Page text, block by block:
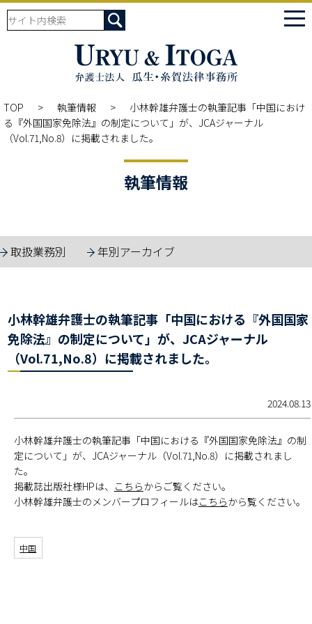
TOP 執筆情報
小林幹雄弁護士の執筆記事「中国におけ
る『外国国家免除法』の制定について」が、JCAジャーナル
（Vol.71,No.8）に掲載されました。
執筆情報
取扱業務別 年別アーカイブ
小林幹雄弁護士の執筆記事「中国における『外国国家
免除法』の制定について」が、JCAジャーナル
（Vol.71,No.8）に掲載されました。
2024.08.13
小林幹雄弁護士の執筆記事「中国における『外国国家免除法』の制
定について」が、JCAジャーナル（Vol.71,No.8）に掲載されまし
た。
掲載誌出版社様HPは、 こちらからご覧ください。
小林幹雄弁護士のメンバープロフィールはこちらから覧ください。
中国